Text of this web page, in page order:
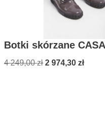
Botki skórzane
4 249,00zł 2 974,30zł